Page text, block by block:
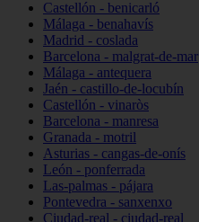
Castellón - benicarló
Málaga - benahavís
Madrid - coslada
Barcelona - malgrat-de-mar
Málaga - antequera
Jaén - castillo-de-locubín
Castellón - vinaròs
Barcelona - manresa
Granada - motril
Asturias - cangas-de-onís
León - ponferrada
Las-palmas - pájara
Pontevedra - sanxenxo
Ciudad-real - ciudad-real